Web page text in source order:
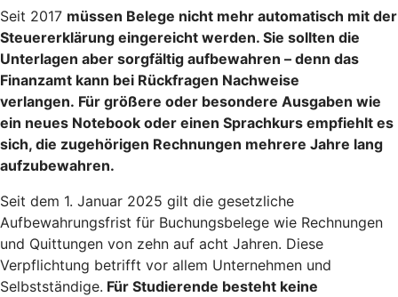
Seit 2017 müssen Belege nicht mehr automatisch mit der
Steuererklärung eingereicht werden. Sie sollten die
Unterlagen aber sorgfältig aufbewahren – denn das
Finanzamt kann bei Rückfragen Nachweise
verlangen. Für größere oder besondere Ausgaben wie
ein neues Notebook oder einen Sprachkurs empfiehlt es
sich, die zugehörigen Rechnungen mehrere Jahre lang
aufzubewahren.
Seit dem 1. Januar 2025 gilt die gesetzliche
Aufbewahrungsfrist für Buchungsbelege wie Rechnungen
und Quittungen von zehn auf acht Jahren. Diese
Verpflichtung betrifft vor allem Unternehmen und
Selbstständige. Für Studierende besteht keine